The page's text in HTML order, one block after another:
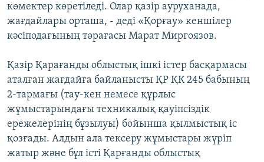
көмектер көретіледі. Олар қазір ауруханада,
жағдайлары орташа, - деді «Қорғау» кеншілер
кәсіподағының төрағасы Марат Миргоязов.
Қазір Қарағанды облыстық ішкі істер басқармасы
аталған жағдайға байланысты ҚР ҚК 245 бабының
2-тармағы (тау-кен немесе құрлыс
жұмыстарындағы техникалық қауіпсіздік
ережелерінің бұзылуы) бойынша қылмыстық іс
қозғады. Алдын ала тексеру жұмыстары жүріп
жатыр және бұл істі Қарғанды облыстық